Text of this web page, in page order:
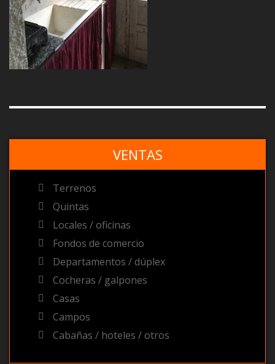
VENTAS
Terrenos
Quintas
Locales / oficinas
Fondos de comercio
Departamentos / dúplex
Cocheras / galpones
Casas
Campos
Cabañas / hoteles / otros